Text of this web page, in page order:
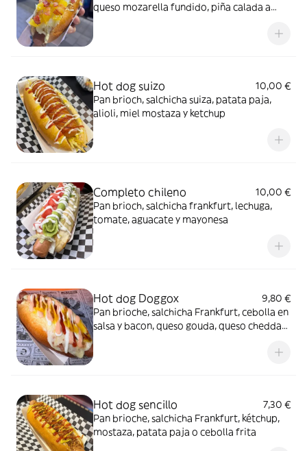
queso mozarella fundido, piña calada a
Hot dog suizo
10,00 €
Pan brioch, salchicha suiza, patata paja,
alioli, miel mostaza y ketchup
Completo chileno
10,00 €
Pan brioch, salchicha frankfurt, lechuga,
tomate, aguacate y mayonesa
Hot dog Doggox
9,80 €
Pan brioche, salchicha Frankfurt, cebolla en
salsa y bacon, queso gouda, queso cheddar,
Hot dog sencillo
7,30 €
Pan brioche, salchicha Frankfurt, kétchup,
mostaza, patata paja o cebolla frita